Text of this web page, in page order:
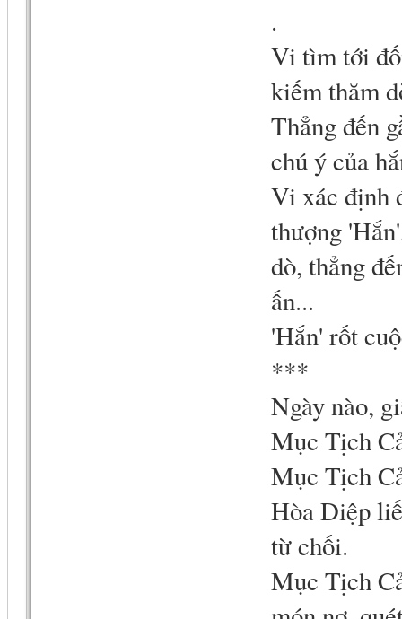
.
Vi tìm tới
kiếm thăm
Thẳng đến
chú ý của
Vi xác định
thượng
dò, thẳng
ấn...
'Hắn' rốt
***
Ngày nào,
Mục Tịch
Mục Tịch
Hòa Diệp
từ chối.
Mục Tịch